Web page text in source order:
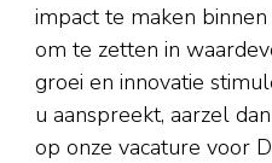
impact te maken
om te zetten in
groei en innovatie
u aanspreekt, aarzel
op onze vacature voor